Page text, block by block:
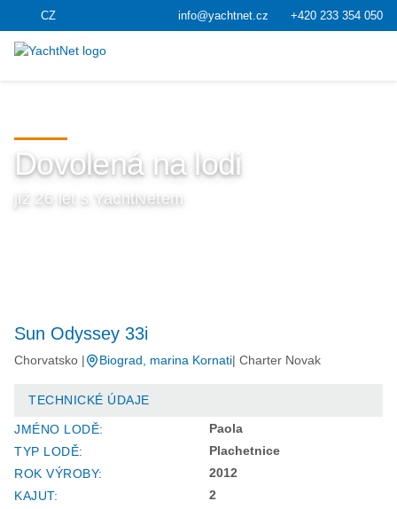
CZ info@yachtnet.cz +420 233 354 050
Dovolená na lodi
již 26 let s YachtNetem
Sun Odyssey 33i
Chorvatsko | Biograd, marina Kornati| Charter Novak
TECHNICKÉ ÚDAJE
JMÉNO LODĚ:
Paola
TYP LODĚ:
Plachetnice
ROK VÝROBY:
2012
KAJUT:
2